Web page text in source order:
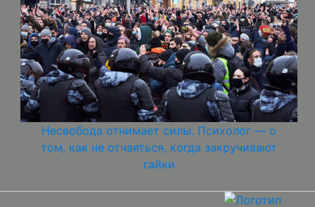
Несвобода отнимает силы. Психолог — о
том, как не отчаяться, когда закручивают
гайки